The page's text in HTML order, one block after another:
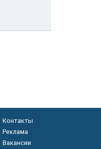
Контакты
Реклама
Вакансии